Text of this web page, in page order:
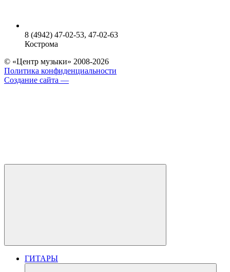
8 (4942) 47-02-53, 47-02-63
Кострома
© «Центр музыки» 2008-2026
Политика конфиденциальности
Создание сайта —
ГИТАРЫ